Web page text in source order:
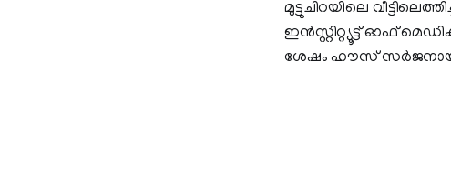
മുട്ടുചിറയിലെ
ഇൻസ്റ്റിറ്റ്യൂട്ട് ഓഫ്
ശേഷം ഹൗസ്